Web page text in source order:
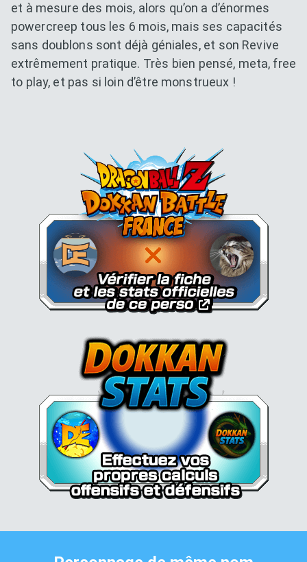
et à mesure des mois, alors qu’on a d’énormes
powercreep tous les 6 mois, mais ses capacités
sans doublons sont déjà géniales, et son Revive
extrêmement pratique. Très bien pensé, meta, free
to play, et pas si loin d’être monstrueux !
Dokkan Essentials x Dragon